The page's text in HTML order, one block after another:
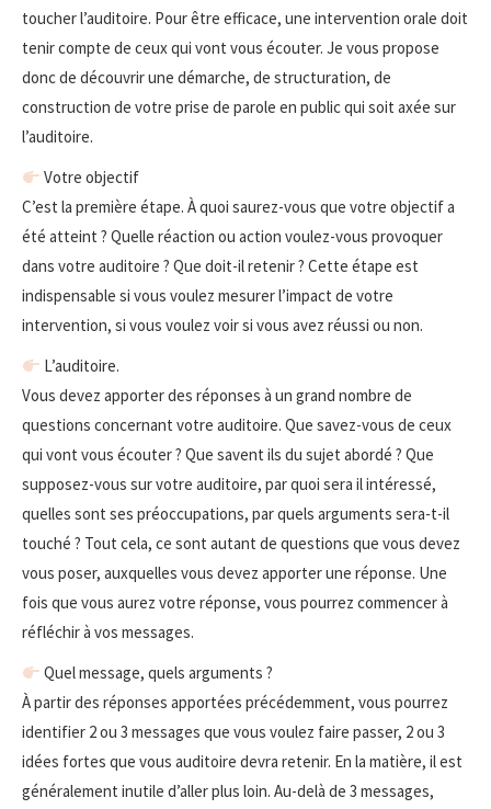
toucher l’auditoire. Pour être efficace, une intervention orale doit
tenir compte de ceux qui vont vous écouter. Je vous propose
donc de découvrir une démarche, de structuration, de
construction de votre prise de parole en public qui soit axée sur
l’auditoire.
Votre objectif
C’est la première étape. À quoi saurez-vous que votre objectif a
été atteint ? Quelle réaction ou action voulez-vous provoquer
dans votre auditoire ? Que doit-il retenir ? Cette étape est
indispensable si vous voulez mesurer l’impact de votre
intervention, si vous voulez voir si vous avez réussi ou non.
L’auditoire.
Vous devez apporter des réponses à un grand nombre de
questions concernant votre auditoire. Que savez-vous de ceux
qui vont vous écouter ? Que savent ils du sujet abordé ? Que
supposez-vous sur votre auditoire, par quoi sera il intéressé,
quelles sont ses préoccupations, par quels arguments sera-t-il
touché ? Tout cela, ce sont autant de questions que vous devez
vous poser, auxquelles vous devez apporter une réponse. Une
fois que vous aurez votre réponse, vous pourrez commencer à
réfléchir à vos messages.
Quel message, quels arguments ?
À partir des réponses apportées précédemment, vous pourrez
identifier 2 ou 3 messages que vous voulez faire passer, 2 ou 3
idées fortes que vous auditoire devra retenir. En la matière, il est
généralement inutile d’aller plus loin. Au-delà de 3 messages,